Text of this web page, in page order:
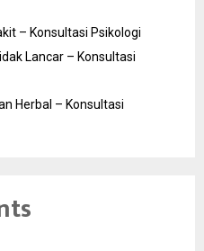
– Konsultasi Psikologi
Lancar – Konsultasi
Herbal – Konsultasi